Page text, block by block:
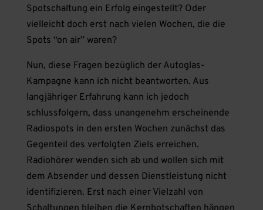
Spotschaltung ein Erfolg eingestellt? Oder
vielleicht doch erst nach vielen Wochen, die die
Spots “on air” waren?
Nun, diese Fragen bezüglich der Autoglas-
Kampagne kann ich nicht beantworten. Aus
langjähriger Erfahrung kann ich jedoch
schlussfolgern, dass unangenehm erscheinende
Radiospots in den ersten Wochen zunächst das
Gegenteil des verfolgten Ziels erreichen.
Radiohörer wenden sich ab und wollen sich mit
dem Absender und dessen Dienstleistung nicht
identifizieren. Erst nach einer Vielzahl von